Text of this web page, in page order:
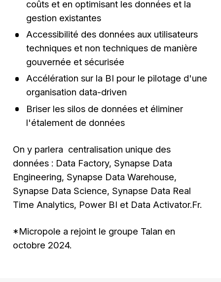
coûts et en optimisant les données et la
gestion existantes
Accessibilité des données aux utilisateurs
techniques et non techniques de manière
gouvernée et sécurisée
Accélération sur la BI pour le pilotage d'une
organisation data-driven
Briser les silos de données et éliminer
l'étalement de données
On y parlera centralisation unique des
données : Data Factory, Synapse Data
Engineering, Synapse Data Warehouse,
Synapse Data Science, Synapse Data Real
Time Analytics, Power BI et Data Activator.Fr.
*Micropole a rejoint le groupe Talan en
octobre 2024.